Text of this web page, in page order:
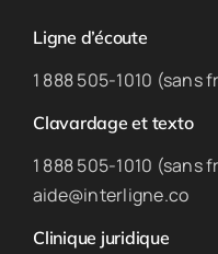
Ligne d’écoute
1 888 505-1010 (sans
Clavardage et texto
1 888 505-1010 (sans
aide@interligne.co
Clinique juridique